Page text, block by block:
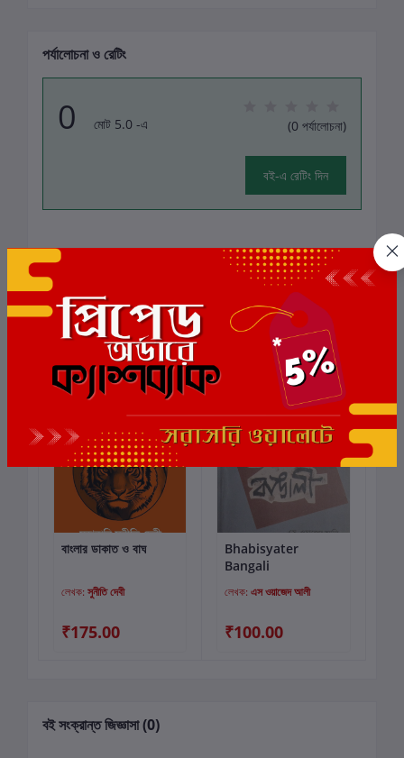
পর্যালোচনা ও রেটিং
0 মোট 5.0 -এ (0 পর্যালোচনা)
বই-এ রেটিং দিন
এই বইয়ের জন্য এখনও কোন পর্যালোচনা নেই
সংশ্লিষ্ট বই
কার্টে যোগ করুন
বাংলার ডাকাত ও বাঘ
লেখক: সুনীতি দেবী
₹175.00
কার্টে যোগ করুন
Bhabisyater
Bangali
লেখক: এস ওয়াজেদ আলী
₹100.00
বই সংক্রান্ত জিজ্ঞাসা (0)